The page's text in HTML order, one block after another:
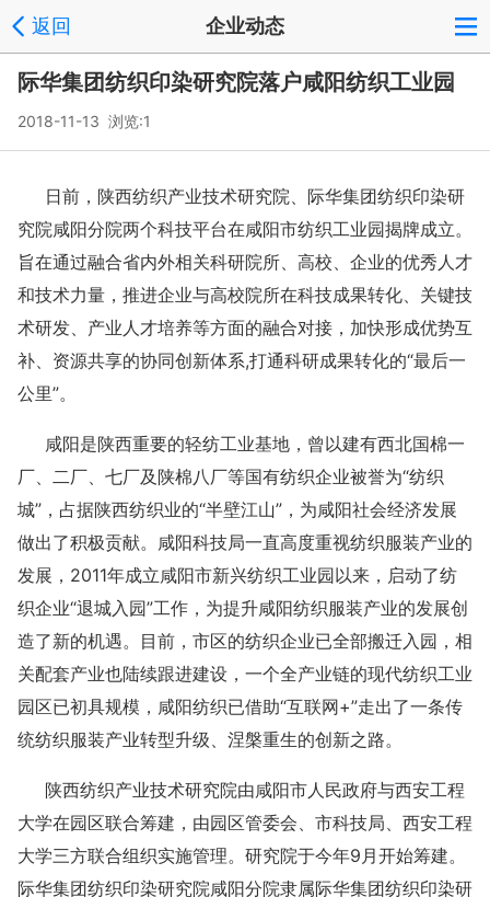
返回 企业动态
际华集团纺织印染研究院落户咸阳纺织工业园
2018-11-13 浏览:1
日前，陕西纺织产业技术研究院、际华集团纺织印染研
究院咸阳分院两个科技平台在咸阳市纺织工业园揭牌成立。
旨在通过融合省内外相关科研院所、高校、企业的优秀人才
和技术力量，推进企业与高校院所在科技成果转化、关键技
术研发、产业人才培养等方面的融合对接，加快形成优势互
补、资源共享的协同创新体系,打通科研成果转化的“最后一
公里”。
咸阳是陕西重要的轻纺工业基地，曾以建有西北国棉一
厂、二厂、七厂及陕棉八厂等国有纺织企业被誉为“纺织
城”，占据陕西纺织业的“半壁江山”，为咸阳社会经济发展
做出了积极贡献。咸阳科技局一直高度重视纺织服装产业的
发展，2011年成立咸阳市新兴纺织工业园以来，启动了纺
织企业“退城入园”工作，为提升咸阳纺织服装产业的发展创
造了新的机遇。目前，市区的纺织企业已全部搬迁入园，相
关配套产业也陆续跟进建设，一个全产业链的现代纺织工业
园区已初具规模，咸阳纺织已借助“互联网+”走出了一条传
统纺织服装产业转型升级、涅槃重生的创新之路。
陕西纺织产业技术研究院由咸阳市人民政府与西安工程
大学在园区联合筹建，由园区管委会、市科技局、西安工程
大学三方联合组织实施管理。研究院于今年9月开始筹建。
际华集团纺织印染研究院咸阳分院隶属际华集团纺织印染研